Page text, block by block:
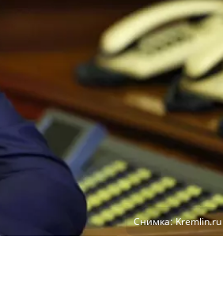
Снимка: Kremlin.ru